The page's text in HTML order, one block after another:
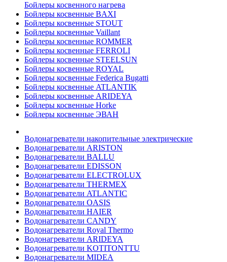
Бойлеры косвенного нагрева
Бойлеры косвенные BAXI
Бойлеры косвенные STOUT
Бойлеры косвенные Vaillant
Бойлеры косвенные ROMMER
Бойлеры косвенные FERROLI
Бойлеры косвенные STEELSUN
Бойлеры косвенные ROYAL
Бойлеры косвенные Federica Bugatti
Бойлеры косвенные ATLANTIK
Бойлеры косвенные ARIDEYA
Бойлеры косвенные Horke
Бойлеры косвенные ЭВАН
Водонагреватели накопительные электрические
Водонагреватели ARISTON
Водонагреватели BALLU
Водонагреватели EDISSON
Водонагреватели ELECTROLUX
Водонагреватели THERMEX
Водонагреватели ATLANTIC
Водонагреватели OASIS
Водонагреватели HAIER
Водонагреватели CANDY
Водонагреватели Royal Thermo
Водонагреватели ARIDEYA
Водонагреватели KOTITONTTU
Водонагреватели MIDEA